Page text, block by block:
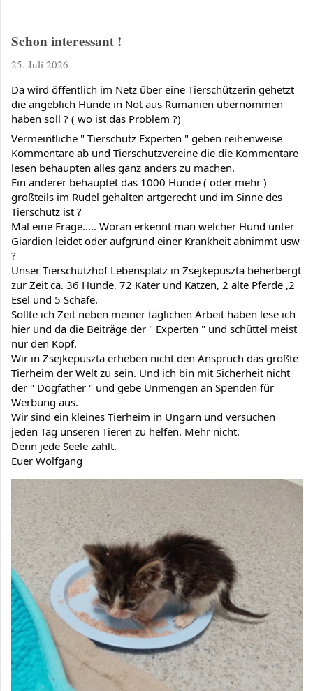
Schon interessant !
25. Juli 2026
Da wird öffentlich im Netz über eine Tierschützerin gehetzt
die angeblich Hunde in Not aus Rumänien übernommen
haben soll ? ( wo ist das Problem ?)
Vermeintliche " Tierschutz Experten " geben reihenweise
Kommentare ab und Tierschutzvereine die die Kommentare
lesen behaupten alles ganz anders zu machen.
Ein anderer behauptet das 1000 Hunde ( oder mehr )
großteils im Rudel gehalten artgerecht und im Sinne des
Tierschutz ist ?
Mal eine Frage..... Woran erkennt man welcher Hund unter
Giardien leidet oder aufgrund einer Krankheit abnimmt usw
?
Unser Tierschutzhof Lebensplatz in Zsejkepuszta beherbergt
zur Zeit ca. 36 Hunde, 72 Kater und Katzen, 2 alte Pferde ,2
Esel und 5 Schafe.
Sollte ich Zeit neben meiner täglichen Arbeit haben lese ich
hier und da die Beiträge der " Experten " und schüttel meist
nur den Kopf.
Wir in Zsejkepuszta erheben nicht den Anspruch das größte
Tierheim der Welt zu sein. Und ich bin mit Sicherheit nicht
der " Dogfather " und gebe Unmengen an Spenden für
Werbung aus.
Wir sind ein kleines Tierheim in Ungarn und versuchen
jeden Tag unseren Tieren zu helfen. Mehr nicht.
Denn jede Seele zählt.
Euer Wolfgang